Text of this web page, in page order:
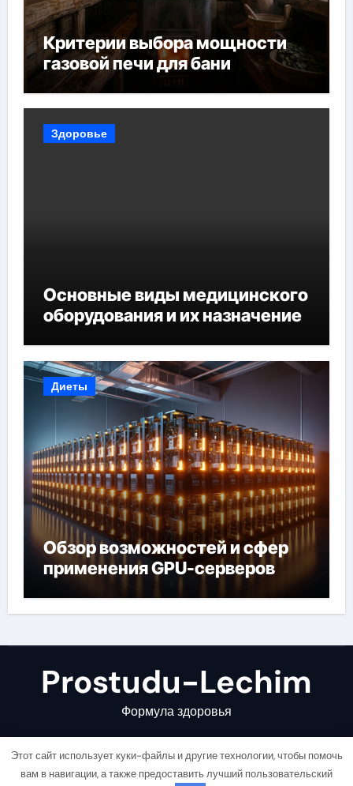
Критерии выбора мощности
газовой печи для бани
Здоровье
Основные виды медицинского
оборудования и их назначение
Диеты
Обзор возможностей и сфер
применения GPU-серверов
Prostudu-Lechim
Формула здоровья
Этот сайт использует куки-файлы и другие технологии, чтобы помочь
вам в навигации, а также предоставить лучший пользовательский